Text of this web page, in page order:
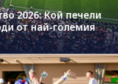
2026: Кой печели
от най-големия